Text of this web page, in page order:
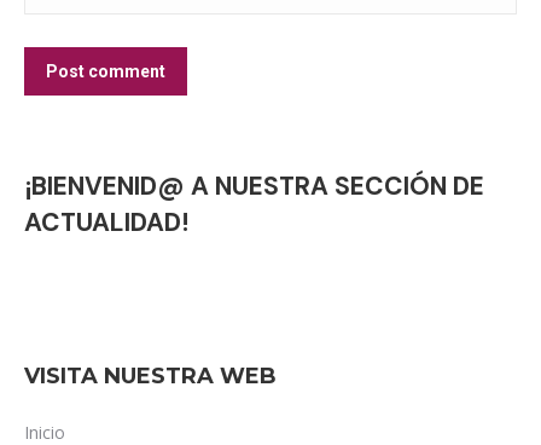
Post comment
¡BIENVENID@ A NUESTRA SECCIÓN DE
ACTUALIDAD!
VISITA NUESTRA WEB
Inicio